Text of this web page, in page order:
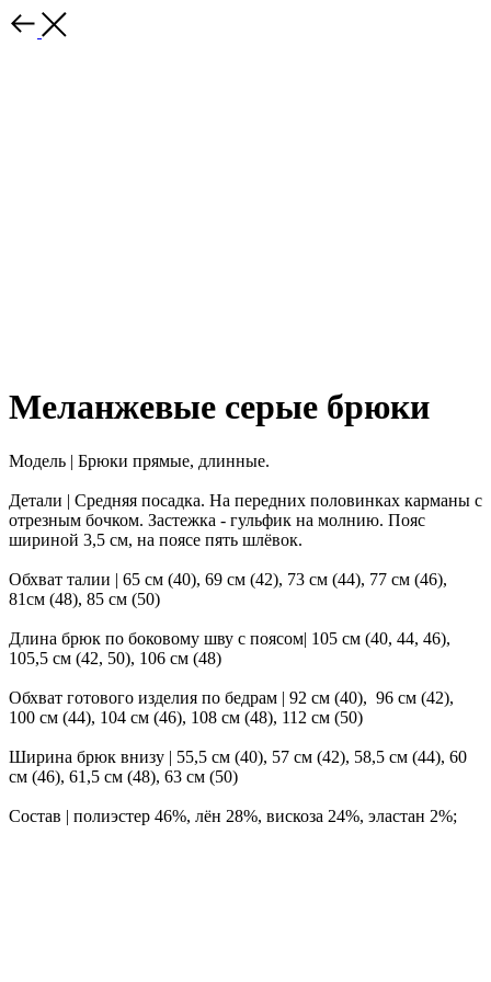
Меланжевые серые брюки
Модель | Брюки прямые, длинные.
Детали | Средняя посадка. На передних половинках карманы с
отрезным бочком. Застежка - гульфик на молнию. Пояс
шириной 3,5 см, на поясе пять шлёвок.
Обхват талии | 65 см (40), 69 см (42), 73 см (44), 77 см (46),
81см (48), 85 см (50)
Длина брюк по боковому шву с поясом| 105 см (40, 44, 46),
105,5 см (42, 50), 106 см (48)
Обхват готового изделия по бедрам | 92 см (40), 96 см (42),
100 см (44), 104 см (46), 108 см (48), 112 см (50)
Ширина брюк внизу | 55,5 см (40), 57 см (42), 58,5 см (44), 60
см (46), 61,5 см (48), 63 см (50)
Состав | полиэстер 46%, лён 28%, вискоза 24%, эластан 2%;